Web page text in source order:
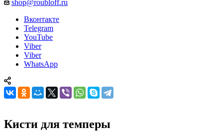
shop@roubloff.ru
Вконтакте
Telegram
YouTube
Viber
Viber
WhatsApp
Кисти для темперы